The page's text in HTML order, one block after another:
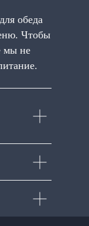
обеда
Чтобы
мы не